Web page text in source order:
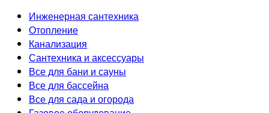
Инженерная сантехника
Отопление
Канализация
Сантехника и аксессуары
Все для бани и сауны
Все для бассейна
Все для сада и огорода